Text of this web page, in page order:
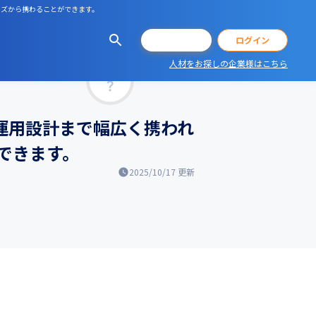
ら携わることができます。
ログイン
人材をお探しの企業様はこちら
用設計まで幅広く携われ
ます。
2025/10/17 更新